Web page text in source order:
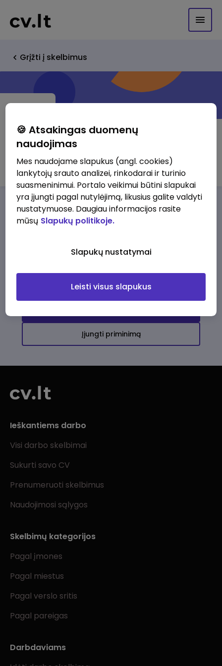
Grįžti į skelbimus
Nacionalinis kraujo centras, VšĮ
Darbo pasiūlymaiApie musPrivalumai
darbo pasiūlymų
Įjungti priminimą
Ieškantiems darbo
Visi darbo skelbimai
Sukurti savo CV
Prenumeruoti skelbimus
Naudojimosi sąlygos
Skelbimų kategorijos
Pagal įmones
Pagal miestus
Pagal verslo sritis
Pagal pareigas
Darbdaviams
🍪 Atsakingas duomenų
naudojimas
Mes naudojame slapukus (angl. cookies)
lankytojų srauto analizei, rinkodarai ir turinio
suasmeninimui. Portalo veikimui būtini slapukai
yra įjungti pagal nutylėjimą, likusius galite valdyti
nustatymuose. Daugiau informacijos rasite
mūsų Slapukų politikoje.
Slapukų nustatymai
Leisti visus slapukus